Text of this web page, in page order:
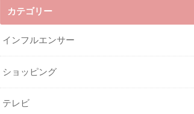
カテゴリー
インフルエンサー
ショッピング
テレビ